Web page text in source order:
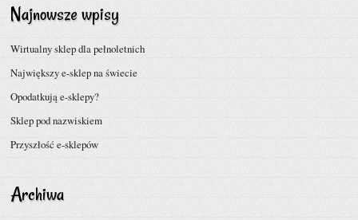
Najnowsze wpisy
Wirtualny sklep dla pełnoletnich
Największy e-sklep na świecie
Opodatkują e-sklepy?
Sklep pod nazwiskiem
Przyszłość e-sklepów
Archiwa